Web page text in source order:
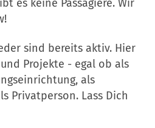
es keine Passagiere. Wir
sind bereits aktiv. Hier
Projekte - egal ob als
als
Privatperson. Lass Dich